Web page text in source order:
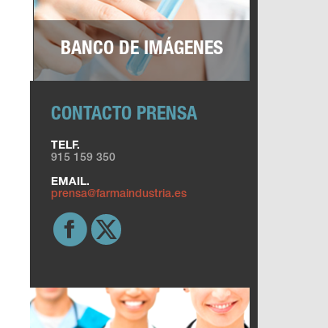
BANCO DE IMÁGENES
CONTACTO PRENSA
TELF.
915 159 350
EMAIL.
prensa@farmaindustria.es